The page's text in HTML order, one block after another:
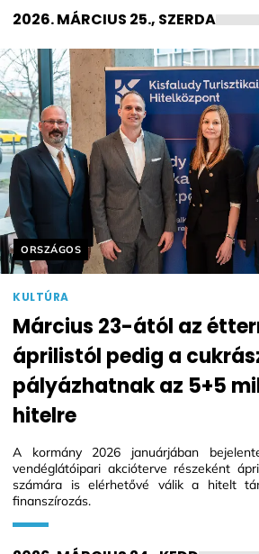
2026. MÁRCIUS 25., SZERDA
Helyszín címkék:
ORSZÁGOS
KULTÚRA
Március 23-ától az
áprilistól pedig a
pályázhatnak az 5+5
hitelre
A kormány 2026 januárjában
vendéglátóipari akcióterve részeként
számára is elérhetővé válik a hitelt
finanszírozás.